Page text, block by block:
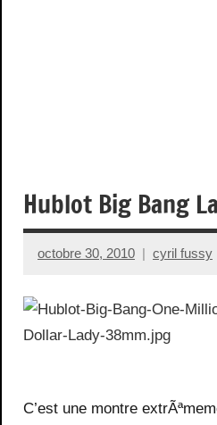
Hublot Big Bang
octobre 30, 2010 cyril fussy
C’est une montre